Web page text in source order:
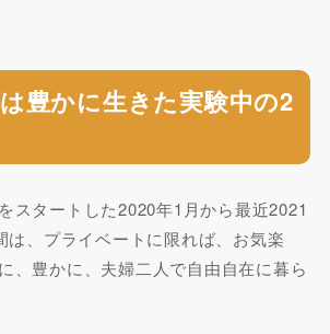
豊かに生きた実験中の2
スタートした2020年1月から最近2021
は、プライベートに限れば、お気楽
、豊かに、夫婦二人で自由自在に暮ら